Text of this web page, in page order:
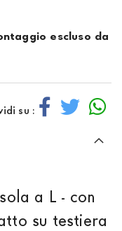
escluso da
su :
a L - con
su testiera